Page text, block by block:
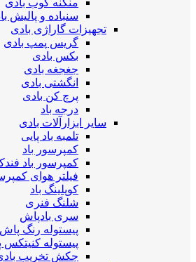
منگنه کوب بادی
سنباده و پالیش
تجهیزات گاراژی بادی
گریس پمپ بادی
بکس بادی
جغجغه بادی
انگشتی بادی
پرچ کن بادی
درجه باد
سایر ابزارآلات بادی
تلمبه باد پایی
کمپرسور باد
کمپرسور باد
فیلتر هوای
کوپلینگ باد
شلنگ فنری
سری بادپاش
پیستوله رنگ پاش
پیستوله
چکش تخریب